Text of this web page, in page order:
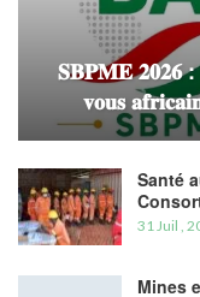
𝐒𝐁𝐏𝐌𝐄 𝟐𝟎𝟐𝟔 :
𝐯𝐨𝐮𝐬
Santé
31 Juil ,
Mines